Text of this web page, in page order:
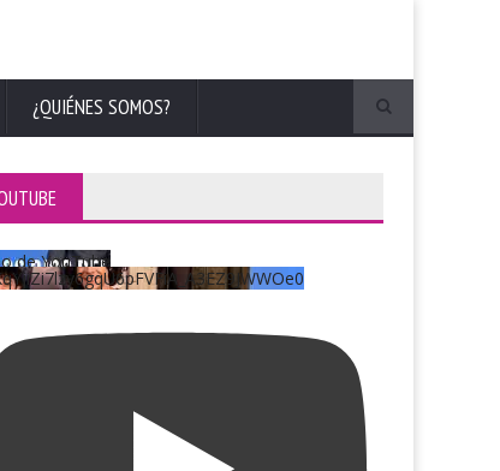
¿QUIÉNES SOMOS?
de YouTube